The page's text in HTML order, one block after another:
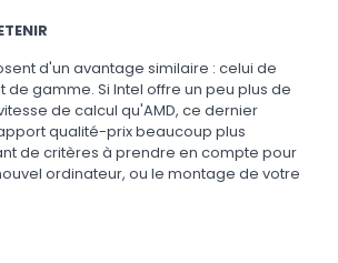
d'un avantage similaire : celui de
de gamme. Si Intel offre un peu plus de
de calcul qu'AMD, ce dernier
qualité-prix beaucoup plus
de critères à prendre en compte pour
ordinateur, ou le montage de votre